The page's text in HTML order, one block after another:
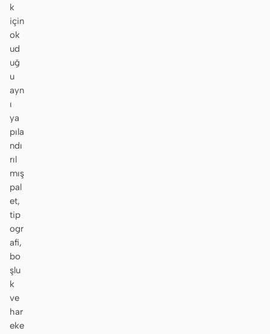
k
için
ok
ud
uğ
u
ayn
ı
ya
pıla
ndı
rıl
mış
pal
et,
tip
ogr
afi,
bo
şlu
k
ve
har
eke